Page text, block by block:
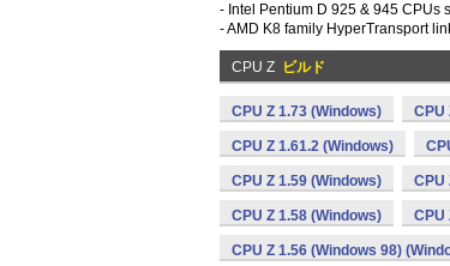
- Intel Pentium D 925 & 945 CPUs
- AMD K8 family HyperTransport
CPU Z ビルド
CPU Z 1.73 (Windows) CPU
CPU Z 1.61.2 (Windows)
CPU Z 1.59 (Windows) CPU
CPU Z 1.58 (Windows) CPU
CPU Z 1.56 (Windows 98)